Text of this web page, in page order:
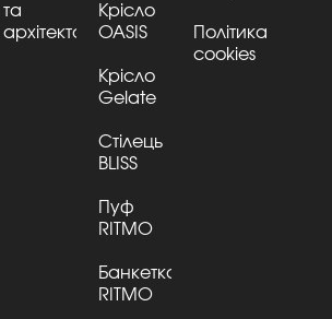
та
архітекторів
Крісло
OASIS
Крісло
Gelate
Стілець
BLISS
Пуф
RITMO
Банкетка
RITMO
Політика
cookies